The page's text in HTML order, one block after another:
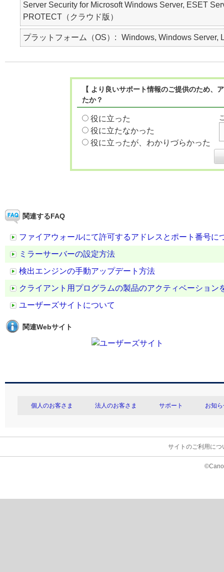
Server Security for Microsoft Windows Server, ESET
PROTECT（クラウド版）
プラットフォーム（OS） Windows, Windows Server,
【 より良いサポート情報のご提供のため
たか？
役に立った
役に立たなかった
役に立ったが、わかりづらかった
関連するFAQ
ファイアウォールにて許可するアドレスとポート番号に
ミラーサーバーの設定方法
検出エンジンの手動アップデート方法
クライアント用プログラムの製品のアクティベーション
ユーザーズサイトについて
関連Webサイト
個人のお客さま 法人のお客さま サポート お知
サイトのご利用につ